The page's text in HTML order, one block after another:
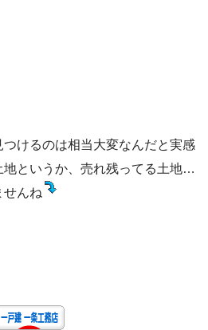
けるのは相当大変なんだと実感
地というか、売れ残ってる土地…
せんね